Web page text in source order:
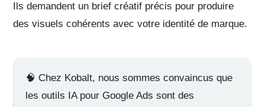
Ils demandent un brief créatif précis pour produire
des visuels cohérents avec votre identité de marque.
🧠 Chez Kobalt, nous sommes convaincus que
les outils IA pour Google Ads sont des